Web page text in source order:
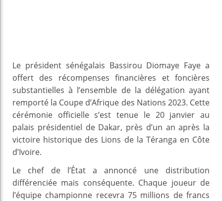
Le président sénégalais Bassirou Diomaye Faye a
offert des récompenses financières et foncières
substantielles à l’ensemble de la délégation ayant
remporté la Coupe d’Afrique des Nations 2023. Cette
cérémonie officielle s’est tenue le 20 janvier au
palais présidentiel de Dakar, près d’un an après la
victoire historique des Lions de la Téranga en Côte
d’Ivoire.
Le chef de l’État a annoncé une distribution
différenciée mais conséquente. Chaque joueur de
l’équipe championne recevra 75 millions de francs